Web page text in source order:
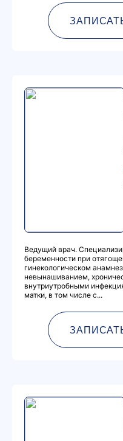
Ведущий врач.
беременности при
гинекологическом
невынашиванием,
внутриутробными
матки, в том числе с...